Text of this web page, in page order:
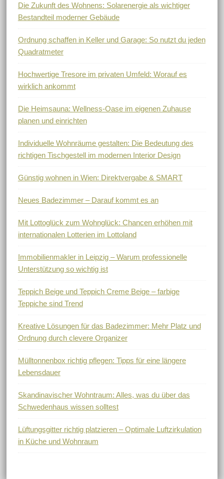
Die Zukunft des Wohnens: Solarenergie als wichtiger
Bestandteil moderner Gebäude
Ordnung schaffen in Keller und Garage: So nutzt du jeden
Quadratmeter
Hochwertige Tresore im privaten Umfeld: Worauf es
wirklich ankommt
Die Heimsauna: Wellness-Oase im eigenen Zuhause
planen und einrichten
Individuelle Wohnräume gestalten: Die Bedeutung des
richtigen Tischgestell im modernen Interior Design
Günstig wohnen in Wien: Direktvergabe & SMART
Neues Badezimmer – Darauf kommt es an
Mit Lottoglück zum Wohnglück: Chancen erhöhen mit
internationalen Lotterien im Lottoland
Immobilienmakler in Leipzig – Warum professionelle
Unterstützung so wichtig ist
Teppich Beige und Teppich Creme Beige – farbige
Teppiche sind Trend
Kreative Lösungen für das Badezimmer: Mehr Platz und
Ordnung durch clevere Organizer
Mülltonnenbox richtig pflegen: Tipps für eine längere
Lebensdauer
Skandinavischer Wohntraum: Alles, was du über das
Schwedenhaus wissen solltest
Lüftungsgitter richtig platzieren – Optimale Luftzirkulation
in Küche und Wohnraum